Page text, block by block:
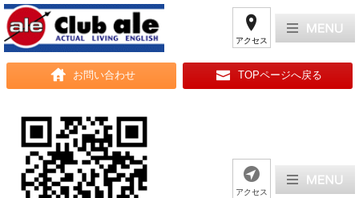
アクセス
お問い合わせ TOPページへ戻る
アクセス